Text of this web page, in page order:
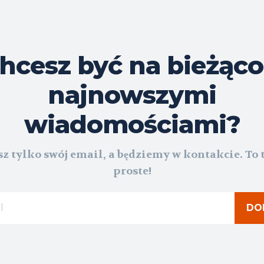
być na
najnowszymi
wiadomościami?
tylko swój email, a będziemy w kontakcie. To
proste!